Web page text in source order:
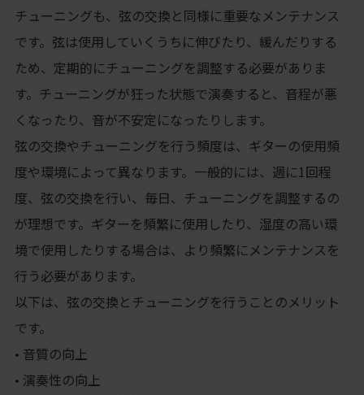
チューニングも、弦の交換と同様に重要なメンテナンス
です。弦は使用していくうちに伸びたり、緩んだりする
ため、定期的にチューニングを調整する必要がありま
す。チューニングが狂った状態で演奏すると、音程が悪
くなったり、音が不安定になったりします。
弦の交換やチューニングを行う頻度は、ギターの使用頻
度や環境によって異なります。一般的には、週に1回程
度、弦の交換を行い、毎日、チューニングを調整するの
が理想です。ギターを頻繁に使用したり、湿度の高い環
境で使用したりする場合は、より頻繁にメンテナンスを
行う必要があります。
以下は、弦の交換とチューニングを行うことのメリット
です。
• 音質の向上
• 演奏性の向上